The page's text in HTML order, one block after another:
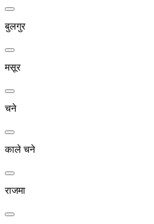
बुलगुर
मसूर
चने
काले चने
राजमा